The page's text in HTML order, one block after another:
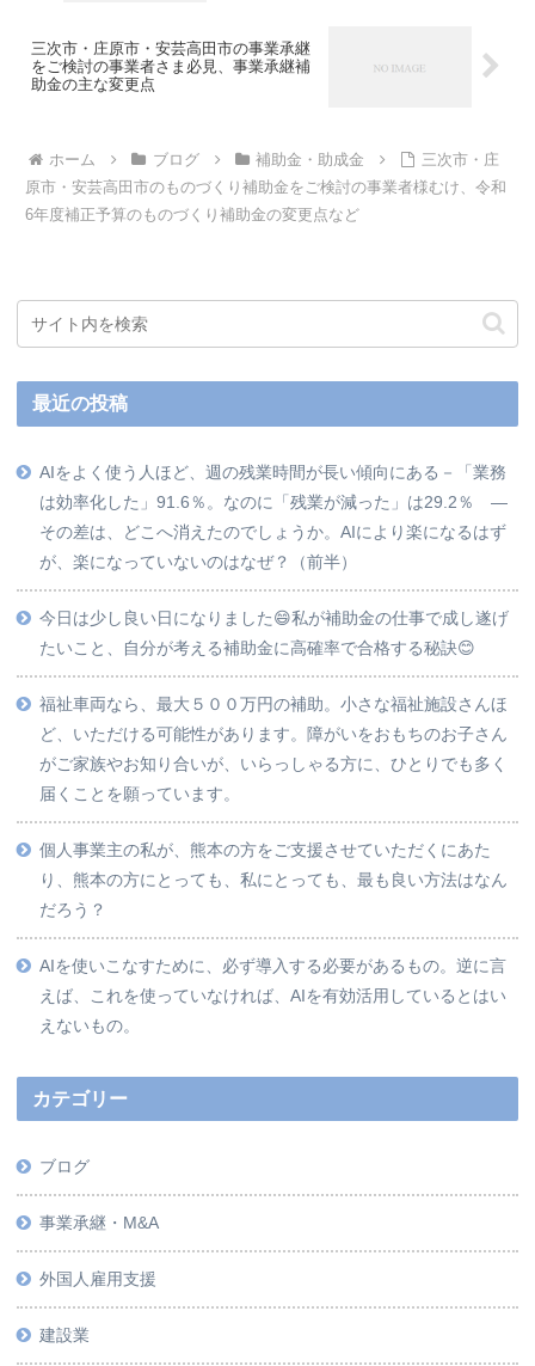
三次市・庄原市・安芸高田市の事業承継
をご検討の事業者さま必見、事業承継補
助金の主な変更点
ホーム ブログ 補助金・助成金
三次市・庄
原市・安芸高田市のものづくり補助金をご検討の事業者様むけ、令和
6年度補正予算のものづくり補助金の変更点など
最近の投稿
AIをよく使う人ほど、週の残業時間が長い傾向にある－「業務
は効率化した」91.6％。なのに「残業が減った」は29.2％ ―
その差は、どこへ消えたのでしょうか。AIにより楽になるはず
が、楽になっていないのはなぜ？（前半）
今日は少し良い日になりました😄私が補助金の仕事で成し遂げ
たいこと、自分が考える補助金に高確率で合格する秘訣😊
福祉車両なら、最大５００万円の補助。小さな福祉施設さんほ
ど、いただける可能性があります。障がいをおもちのお子さん
がご家族やお知り合いが、いらっしゃる方に、ひとりでも多く
届くことを願っています。
個人事業主の私が、熊本の方をご支援させていただくにあた
り、熊本の方にとっても、私にとっても、最も良い方法はなん
だろう？
AIを使いこなすために、必ず導入する必要があるもの。逆に言
えば、これを使っていなければ、AIを有効活用しているとはい
えないもの。
カテゴリー
ブログ
事業承継・M&A
外国人雇用支援
建設業